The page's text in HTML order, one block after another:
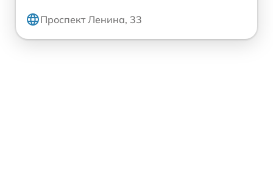
Проспект Ленина, 33